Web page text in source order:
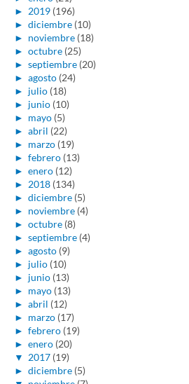
► 2019 (196)
► diciembre (10)
► noviembre (18)
► octubre (25)
► septiembre (20)
► agosto (24)
► julio (18)
► junio (10)
► mayo (5)
► abril (22)
► marzo (19)
► febrero (13)
► enero (12)
► 2018 (134)
► diciembre (5)
► noviembre (4)
► octubre (8)
► septiembre (4)
► agosto (9)
► julio (10)
► junio (13)
► mayo (13)
► abril (12)
► marzo (17)
► febrero (19)
► enero (20)
▼ 2017 (19)
► diciembre (5)